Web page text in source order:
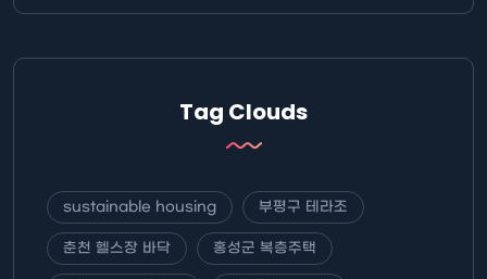
Tag Clouds
sustainable housing 부평구 테라조
춘천 헬스장 바닥 홍성군 복층주택